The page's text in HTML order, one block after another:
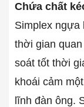
Chứa chất
Simplex ngựa
thời gian
soát tốt thời
khoái cảm
lĩnh đàn ông.